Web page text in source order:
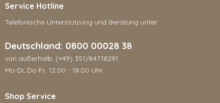
Service Hotline
Telefonische Unterstützung und Beratung unter:
Deutschland: 0800 00028 38
von außerhalb: (+49) 351/84718291
Mo-Di, Do-Fr, 12:00 - 18:00 Uhr
Shop Service